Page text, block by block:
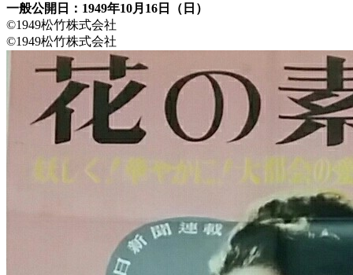
一般公開日：1949年10月16日（日）
©1949松竹株式会社
©1949松竹株式会社